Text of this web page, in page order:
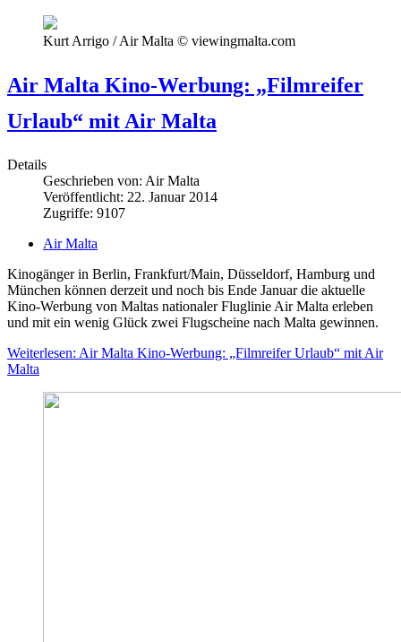
Kurt Arrigo / Air Malta © viewingmalta.com
Air Malta Kino-Werbung: „Filmreifer
Urlaub“ mit Air Malta
Details
Geschrieben von: Air Malta
Veröffentlicht: 22. Januar 2014
Zugriffe: 9107
Air Malta
Kinogänger in Berlin, Frankfurt/Main, Düsseldorf, Hamburg und
München können derzeit und noch bis Ende Januar die aktuelle
Kino-Werbung von Maltas nationaler Fluglinie Air Malta erleben
und mit ein wenig Glück zwei Flugscheine nach Malta gewinnen.
Weiterlesen: Air Malta Kino-Werbung: „Filmreifer Urlaub“ mit Air
Malta